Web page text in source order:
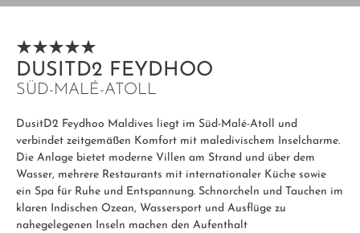
DUSITD2 FEYDHOO
SÜD-MALÉ-ATOLL
DusitD2 Feydhoo Maldives liegt im Süd-Malé-Atoll und
verbindet zeitgemäßen Komfort mit maledivischem Inselcharme.
Die Anlage bietet moderne Villen am Strand und über dem
Wasser, mehrere Restaurants mit internationaler Küche sowie
ein Spa für Ruhe und Entspannung. Schnorcheln und Tauchen im
klaren Indischen Ozean, Wassersport und Ausflüge zu
nahegelegenen Inseln machen den Aufenthalt